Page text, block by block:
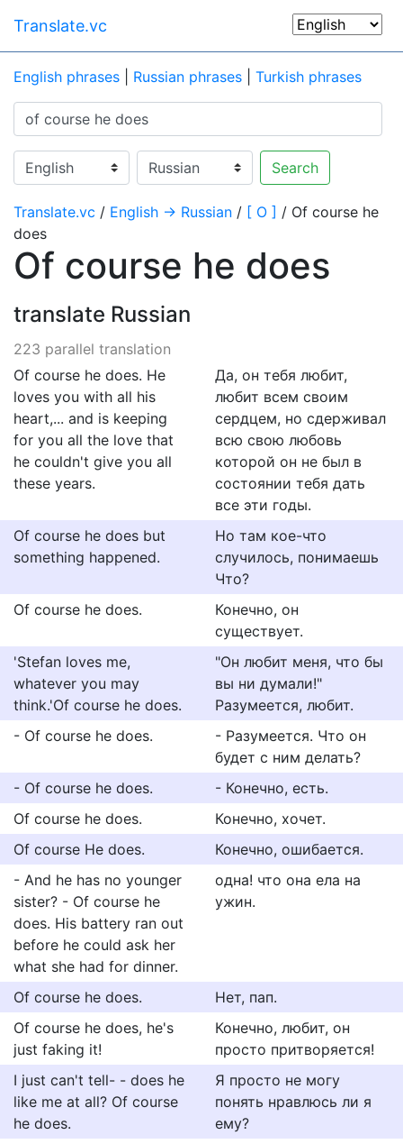
Translate.vc
English phrases Russian phrases Turkish phrases
Search
Translate.vc / English → Russian / [ O ] / Of course he
does
Of course he does
translate Russian
223 parallel translation
Of course he does. He
loves you with all his
heart,... and is keeping
for you all the love that
he couldn't give you all
these years.
Да, он тебя любит,
любит всем своим
сердцем, но сдерживал
всю свою любовь
которой он не был в
состоянии тебя дать
все эти годы.
Of course he does but
something happened.
Но там кое-что
случилось, понимаешь
Что?
Of course he does.
Конечно, он
существует.
'Stefan loves me,
whatever you may
think.'Of course he does.
"Он любит меня, что бы
вы ни думали!"
Разумеется, любит.
- Of course he does.
- Разумеется. Что он
будет с ним делать?
- Of course he does.
- Конечно, есть.
Of course he does.
Конечно, хочет.
Of course He does.
Конечно, ошибается.
- And he has no younger
sister? - Of course he
does. His battery ran out
before he could ask her
what she had for dinner.
одна! что она ела на
ужин.
Of course he does.
Нет, пап.
Of course he does, he's
just faking it!
Конечно, любит, он
просто притворяется!
I just can't tell- - does he
like me at all? Of course
he does.
Я просто не могу
понять нравлюсь ли я
ему?